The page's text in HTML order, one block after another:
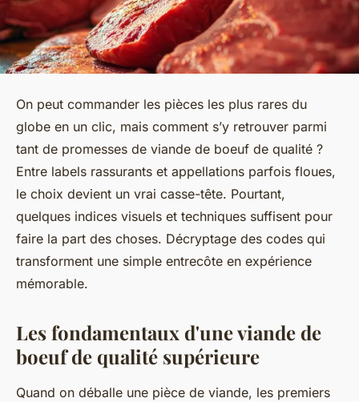
On peut commander les pièces les plus rares du
globe en un clic, mais comment s’y retrouver parmi
tant de promesses de viande de boeuf de qualité ?
Entre labels rassurants et appellations parfois floues,
le choix devient un vrai casse-tête. Pourtant,
quelques indices visuels et techniques suffisent pour
faire la part des choses. Décryptage des codes qui
transforment une simple entrecôte en expérience
mémorable.
Les fondamentaux d'une viande de
boeuf de qualité supérieure
Quand on déballe une pièce de viande, les premiers